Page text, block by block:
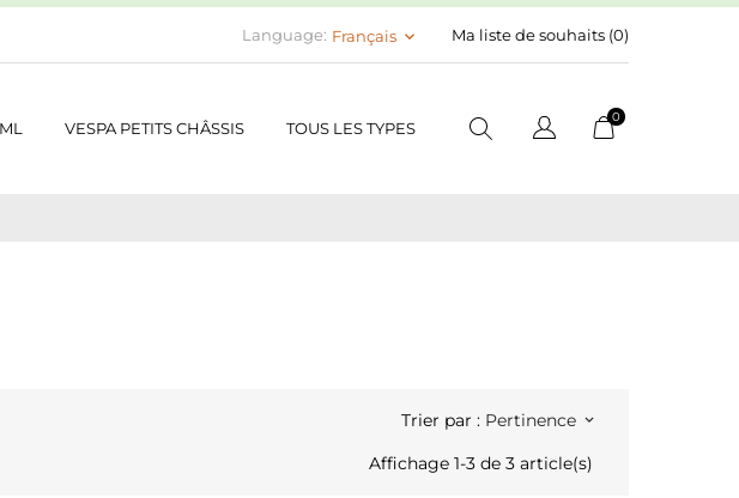
Language: Français keyboard_arrow_down Ma liste de souhaits (0)
VESPA PETITS CHÂSSIS TOUS LES TYPES
0
Trier par : Pertinence keyboard_arrow_down
Affichage 1-3 de 3 article(s)